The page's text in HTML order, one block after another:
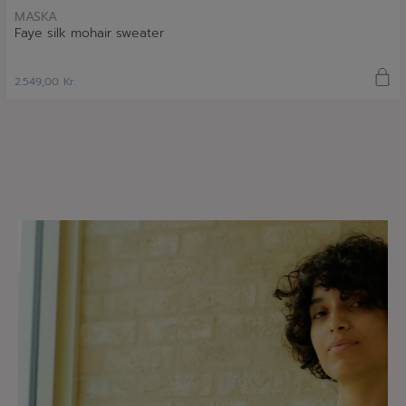
MASKA
Faye silk mohair sweater
2.549,00 Kr.